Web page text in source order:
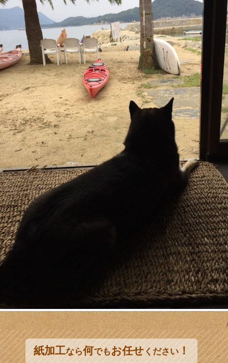
紙加工なら何でもお任せください！